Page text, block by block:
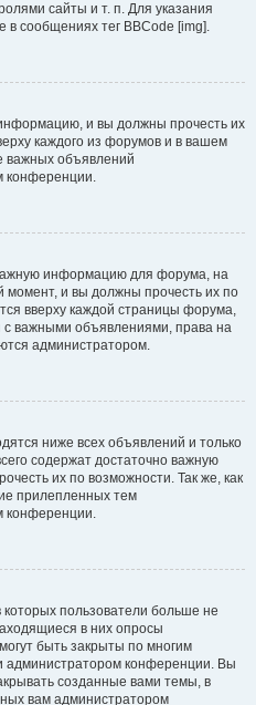
сайты и т. п. Для указания
в сообщениях тег BBCode [img].
и вы должны прочесть их
каждого из форумов и в вашем
важных объявлений
конференции.
информацию для форума, на
момент, и вы должны прочесть их по
вверху каждой страницы форума,
с важными объявлениями, права на
администратором.
ниже всех объявлений и только
содержат достаточно важную
их по возможности. Так же, как
прилепленных тем
конференции.
пользователи больше не
в них опросы
быть закрыты по многим
конференции. Вы
созданные вами темы, в
вам администратором